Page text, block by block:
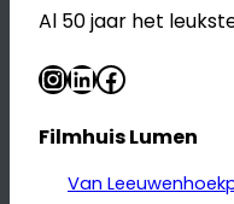
Al 50 jaar het
InstagramLinkedIn Facebook
Filmhuis Lumen
Van